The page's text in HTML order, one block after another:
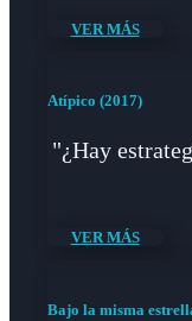
VER MÁS
Atípico (2017)
"¿Hay
VER MÁS
Bajo la misma